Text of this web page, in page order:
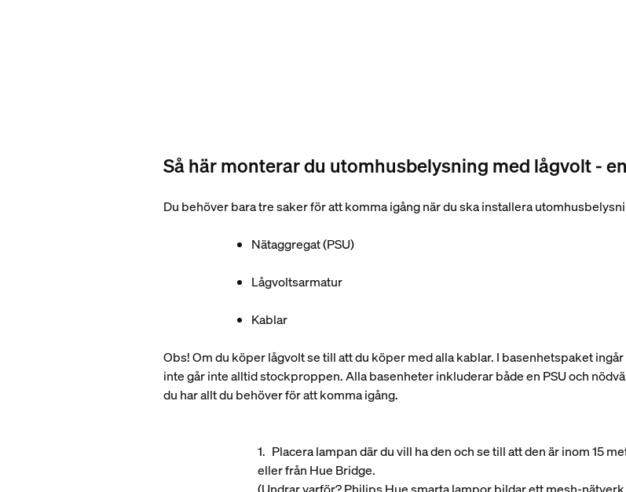
Så här monterar du utomhusbelysning med lågvolt -
Du behöver bara tre saker för att komma igång när du ska installera
Nätaggregat (PSU)
Lågvoltsarmatur
Kablar
Obs! Om du köper lågvolt se till att du köper med alla kablar. I basenhetspaket
inte går inte alltid stockproppen. Alla basenheter inkluderar både en PSU och
du har allt du behöver för att komma igång.
Placera lampan där du vill ha den och se till att den är inom 15
eller från Hue Bridge.